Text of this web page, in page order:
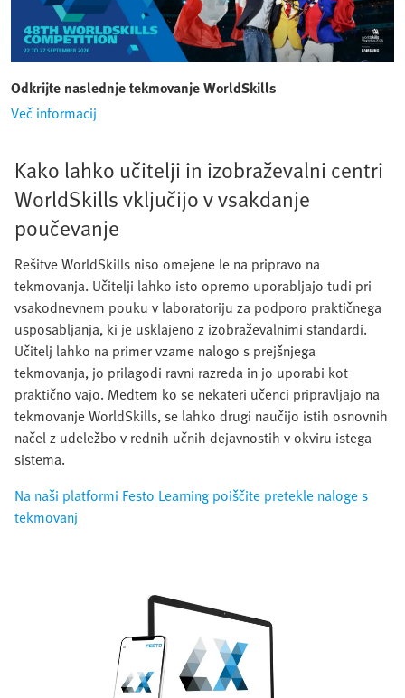
Odkrijte naslednje tekmovanje WorldSkills
Več informacij
Kako lahko učitelji in izobraževalni centri
WorldSkills vključijo v vsakdanje
poučevanje
Rešitve WorldSkills niso omejene le na pripravo na
tekmovanja. Učitelji lahko isto opremo uporabljajo tudi pri
vsakodnevnem pouku v laboratoriju za podporo praktičnega
usposabljanja, ki je usklajeno z izobraževalnimi standardi.
Učitelj lahko na primer vzame nalogo s prejšnjega
tekmovanja, jo prilagodi ravni razreda in jo uporabi kot
praktično vajo. Medtem ko se nekateri učenci pripravljajo na
tekmovanje WorldSkills, se lahko drugi naučijo istih osnovnih
načel z udeležbo v rednih učnih dejavnostih v okviru istega
sistema.
Na naši platformi Festo Learning poiščite pretekle naloge s
tekmovanj